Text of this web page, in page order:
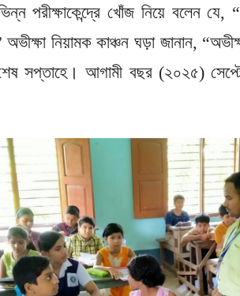
পরীক্ষাকেন্দ্রে খোঁজ নিয়ে বলেন যে,
অভীক্ষা নিয়ামক কাঞ্চন ঘড়া জানান,
সপ্তাহে। আগামী বছর (২০২৫)